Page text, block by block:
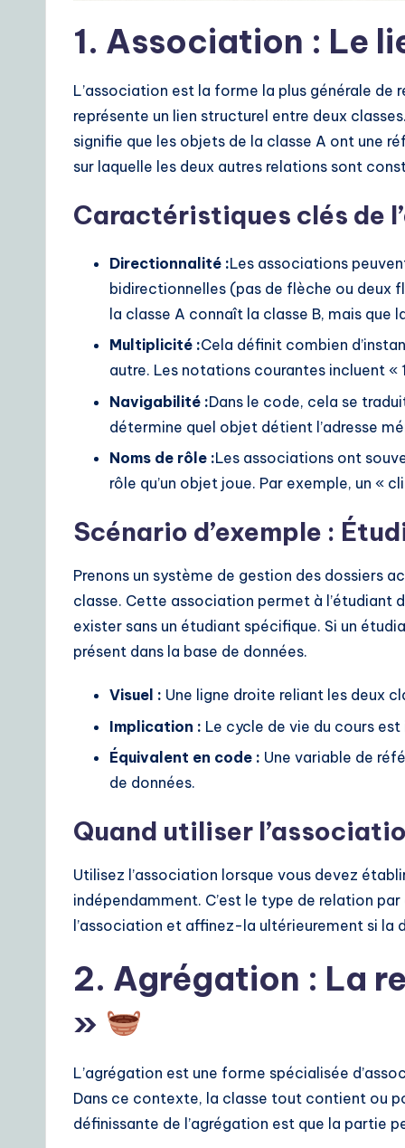
1. Association : Le
L’association est la forme la plus générale de
représente un lien structurel entre deux
signifie que les objets de la classe A ont une
sur laquelle les deux autres relations sont
Caractéristiques clés de
Directionnalité :Les associations
bidirectionnelles (pas de flèche ou deux
la classe A connaît la classe B, mais que
Multiplicité :Cela définit combien
autre. Les notations courantes incluent «
Navigabilité :Dans le code, cela se
détermine quel objet détient l’adresse
Noms de rôle :Les associations ont
rôle qu’un objet joue. Par exemple, un «
Scénario d’exemple :
Prenons un système de gestion des dossiers
classe. Cette association permet à l’étudiant
exister sans un étudiant spécifique. Si un
présent dans la base de données.
Visuel : Une ligne droite reliant les deux
Implication : Le cycle de vie du cours
Équivalent en code : Une variable de
de données.
Quand utiliser
Utilisez l’association lorsque vous devez
indépendamment. C’est le type de relation
l’association et affinez-la ultérieurement si la
2. Agrégation : La
»
L’agrégation est une forme spécialisée
Dans ce contexte, la classe tout contient ou
définissante de l’agrégation est que la partie